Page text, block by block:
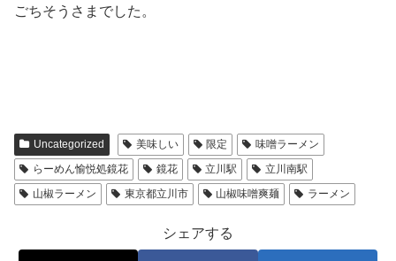
ごちそうさまでした。
Uncategorized 美味しい 限定
味噌ラーメン
らーめん愉悦処鏡花
鏡花 立川駅
立川南駅
山椒ラーメン
東京都立川市 山椒味噌爽麺 ラーメン
シェアする